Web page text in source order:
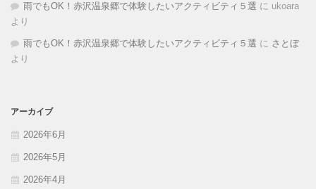
雨でもOK！赤沢温泉郷で体験したいアクティビティ５選 に ukoara
より
雨でもOK！赤沢温泉郷で体験したいアクティビティ５選 に さとぼ
より
アーカイブ
2026年6月
2026年5月
2026年4月